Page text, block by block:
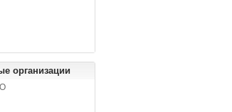
организации